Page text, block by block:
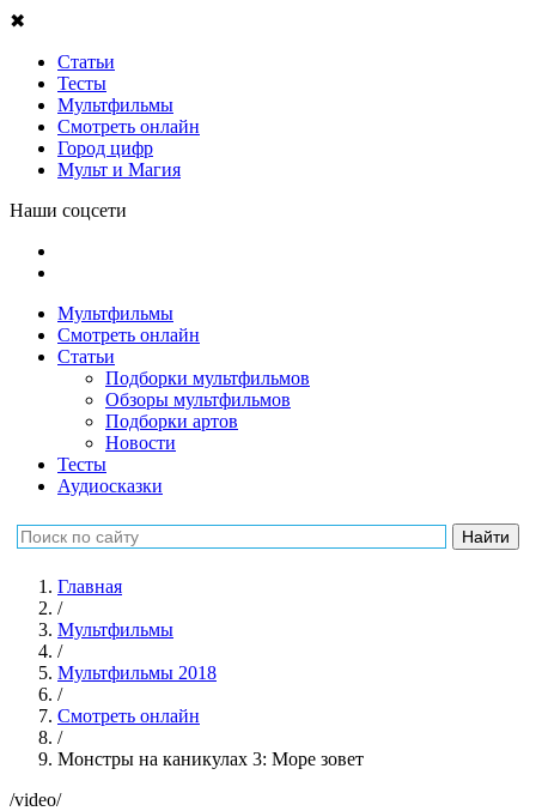
✖
Статьи
Тесты
Мультфильмы
Смотреть онлайн
Город цифр
Мульт и Магия
Наши соцсети
Мультфильмы
Смотреть онлайн
Статьи
Подборки мультфильмов
Обзоры мультфильмов
Подборки артов
Новости
Тесты
Аудиосказки
Главная
/
Мультфильмы
/
Мультфильмы 2018
/
Смотреть онлайн
/
Монстры на каникулах 3: Море зовет
/video/